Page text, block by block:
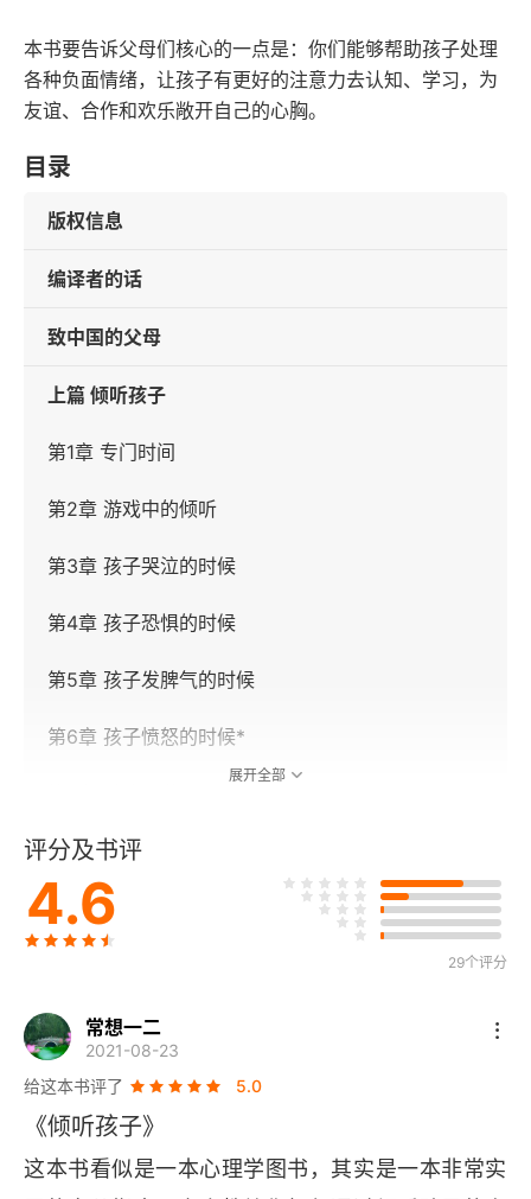
本书要告诉父母们核心的一点是：你们能够帮助孩子处理
各种负面情绪，让孩子有更好的注意力去认知、学习，为
友谊、合作和欢乐敞开自己的心胸。
目录
版权信息
编译者的话
致中国的父母
上篇 倾听孩子
第1章 专门时间
第2章 游戏中的倾听
第3章 孩子哭泣的时候
第4章 孩子恐惧的时候
第5章 孩子发脾气的时候
第6章 孩子愤怒的时候*
第8章 进入青春期的孩子*
下篇 听你听我
第1章 建立倾听伙伴关系：倾听与诉说
第2章 再谈有效倾听：有效倾听的第五个原则
第3章 培养倾听伙伴关系
第4章 如何有效地帮助父母们
展开全部
评分及书评
4.6
29个评分
常想一二
2021-08-23
给这本书评了
5.0
《倾听孩子》
这本书看似是一本心理学图书，其实是一本非常实